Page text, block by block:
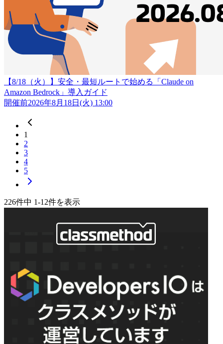
【8/18（火）】安全・最短ルートで始める「Claude on
Amazon Bedrock」導入ガイド
開催前2026年8月18日(火) 13:00
1
2
3
4
5
226件中 1-12件を表示